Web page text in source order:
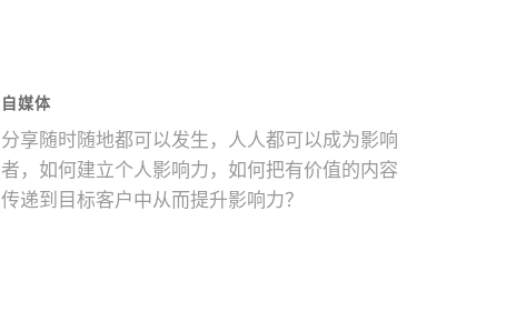
自媒体
分享随时随地都可以发生，人人都可以成为影响
者，如何建立个人影响力，如何把有价值的内容
传递到目标客户中从而提升影响力？